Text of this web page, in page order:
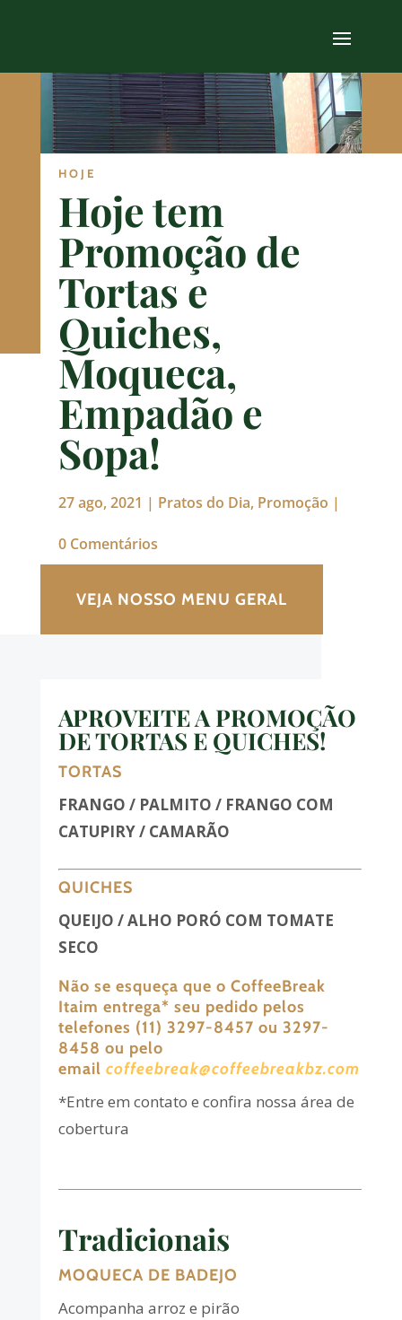
HOJE
Hoje tem
Promoção de
Tortas e
Quiches,
Moqueca,
Empadão e
Sopa!
27 ago, 2021 | Pratos do Dia, Promoção |
0 Comentários
VEJA NOSSO MENU GERAL
APROVEITE A PROMOÇÃO
DE TORTAS E QUICHES!
TORTAS
FRANGO / PALMITO / FRANGO COM
CATUPIRY / CAMARÃO
QUICHES
QUEIJO / ALHO PORÓ COM TOMATE
SECO
Não se esqueça que o CoffeeBreak
Itaim entrega* seu pedido pelos
telefones (11) 3297-8457 ou 3297-
8458 ou pelo
email coffeebreak@coffeebreakbz.com
*Entre em contato e confira nossa área de
cobertura
Tradicionais
MOQUECA DE BADEJO
Acompanha arroz e pirão